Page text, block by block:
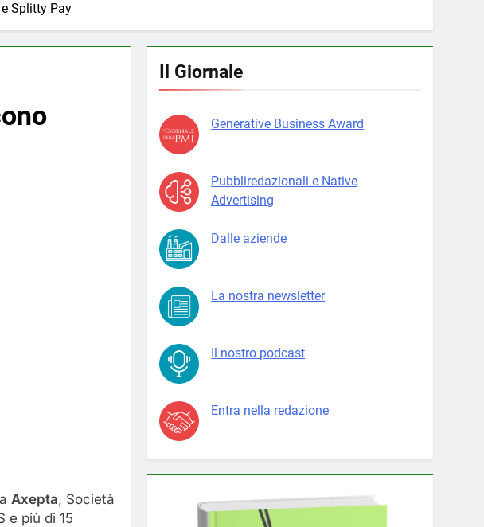
e Splitty Pay
Axepta, Società
e più di 15
Il Giornale
Generative Business Award
Pubbliredazionali e Native
Advertising
Dalle aziende
La nostra newsletter
Il nostro podcast
Entra nella redazione